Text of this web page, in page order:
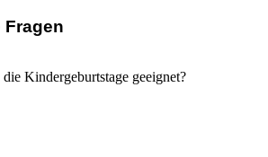
Fragen
Kindergeburtstage geeignet?